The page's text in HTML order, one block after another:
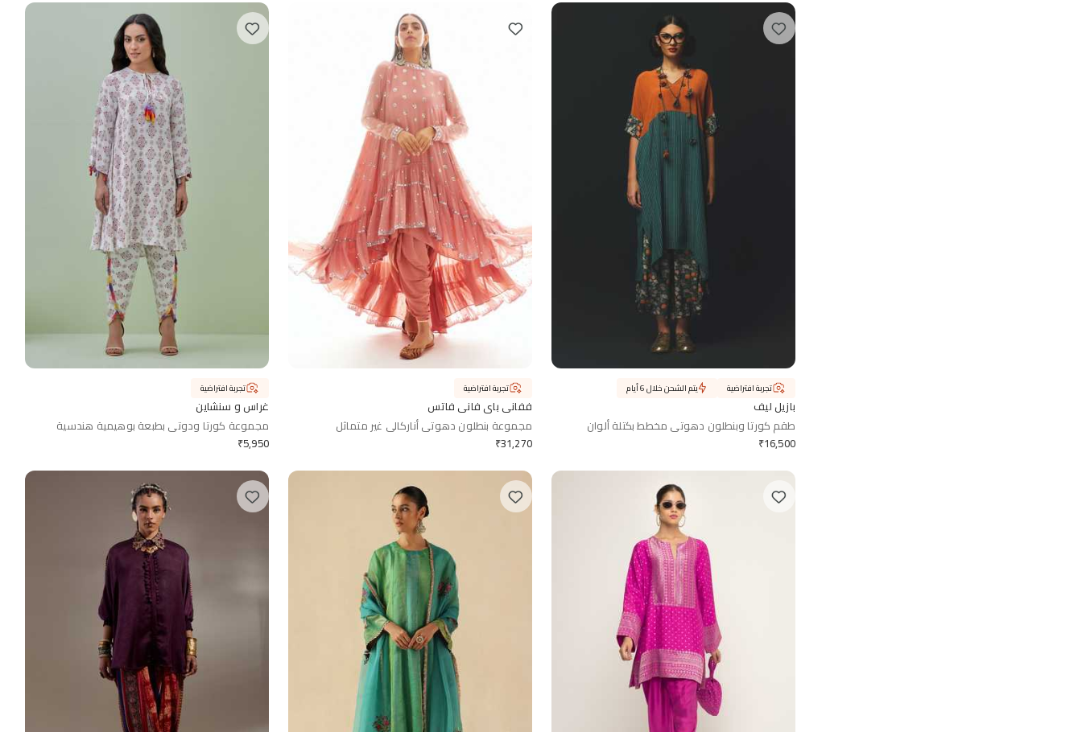
بازيل ليف
طقم كورتا وبنطلون دهوتي مخطط بكتلة ألوان
₹16,500
تجربة افتراضية يتم الشحن خلال 6 أيام
ففاني باي فاني فاتس
مجموعة بنطلون دهوتي أناركالي غير متماثل
₹31,270
تجربة افتراضية
غراس و سنشاين
مجموعة كورتا ودوتي بطبعة بوهيمية هندسية
₹5,950
تجربة افتراضية